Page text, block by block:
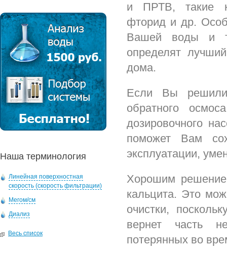
Наша терминология
Линейная поверхностная
скорость (скорость фильтрации)
Мегом/см
Диализ
Весь список
и ПРТВ, такие
фторид и др.
Вашей воды и
определят
дома.
Если Вы решили
обратного
дозировочного
поможет Вам
эксплуатации,
Хорошим
кальцита. Это
очистки,
вернет часть
потерянных во